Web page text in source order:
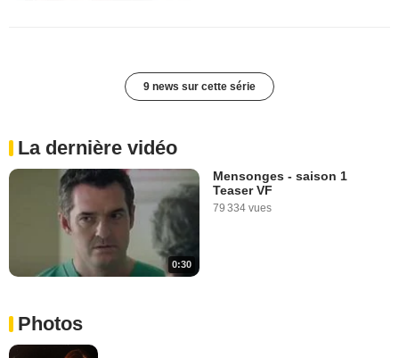
9 news sur cette série
La dernière vidéo
0:30
Mensonges - saison 1
Teaser VF
79 334 vues
Photos